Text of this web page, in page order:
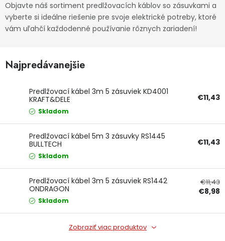
Domácnosť
Ochranné pracovné pomôcky
Vianoce
Značky
Servis náradia Hodnotenie obchodu
Doprava a platba
Objavte náš sortiment predlžovacích káblov so zásuvkami a
vyberte si ideálne riešenie pre svoje elektrické potreby, ktoré
vám uľahčí každodenné používanie rôznych zariadení!
Najpredávanejšie
Predlžovací kábel 3m 5 zásuviek KD4001
KRAFT&DELE
€11,43
Skladom
Predlžovací kábel 5m 3 zásuvky RS1445
BULLTECH
€11,43
Skladom
Predlžovací kábel 3m 5 zásuviek RS1442
ONDRAGON
€11,43
€8,98
Skladom
Zobraziť viac produktov